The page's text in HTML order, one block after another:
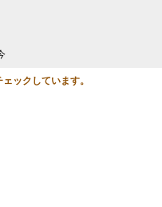
ックしています。